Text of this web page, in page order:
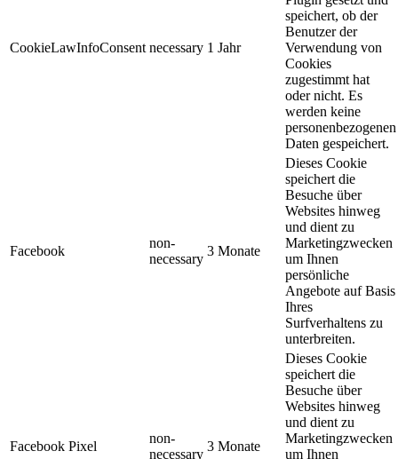
CookieLawInfoConsent necessary 1 Jahr
speichert, ob der
Benutzer der
Verwendung von
Cookies
zugestimmt hat
oder nicht. Es
werden keine
personenbezogenen
Daten gespeichert.
Facebook
non-
necessary
3 Monate
Dieses Cookie
speichert die
Besuche über
Websites hinweg
und dient zu
Marketingzwecken
um Ihnen
persönliche
Angebote auf Basis
Ihres
Surfverhaltens zu
unterbreiten.
Facebook Pixel
non-
necessary
3 Monate
Dieses Cookie
speichert die
Besuche über
Websites hinweg
und dient zu
Marketingzwecken
um Ihnen